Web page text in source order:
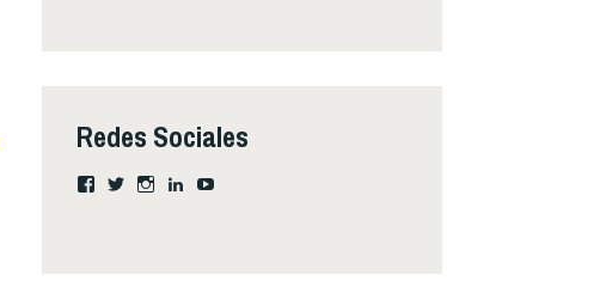
Redes Sociales
Ver
Ver
InstagramLinkedIn